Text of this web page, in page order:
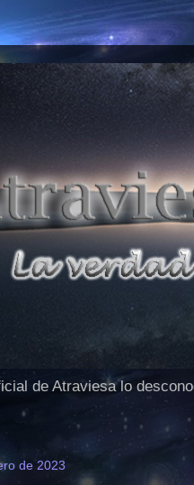
de Atraviesa lo
de 2023